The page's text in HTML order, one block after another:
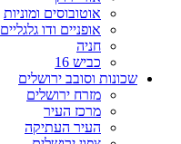
אוטובוסים ומוניות
אופניים ודו גלגליים
חניה
כביש 16
שכונות וסובב ירושלים
מזרח ירושלים
מרכז העיר
העיר העתיקה